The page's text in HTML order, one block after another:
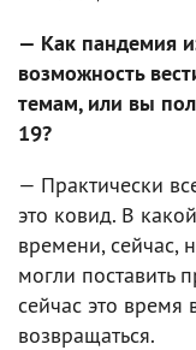
— Как пандемия
возможность
темам, или вы
19?
— Практически
это ковид. В
времени, сейчас,
могли поставить
сейчас это
возвращаться.